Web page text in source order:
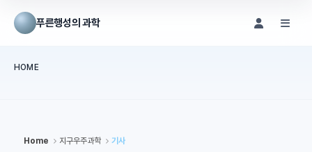
푸른행성의 과학
HOME
Home 지구우주과학 기사